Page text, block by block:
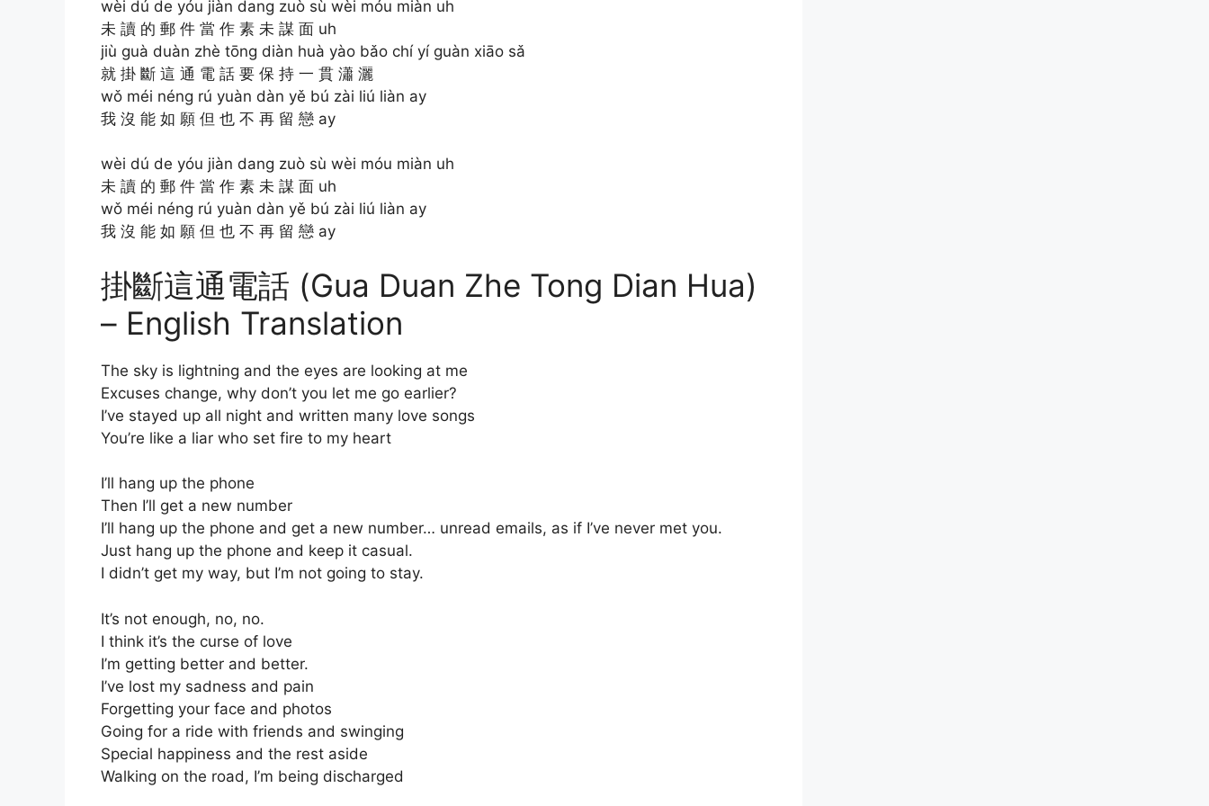
wèi dú de yóu jiàn dang zuò sù wèi móu miàn uh
未 讀 的 郵 件 當 作 素 未 謀 面 uh
jiù guà duàn zhè tōng diàn huà yào bǎo chí yí guàn xiāo sǎ
就 掛 斷 這 通 電 話 要 保 持 一 貫 瀟 灑
wǒ méi néng rú yuàn dàn yě bú zài liú liàn ay
我 沒 能 如 願 但 也 不 再 留 戀 ay
wèi dú de yóu jiàn dang zuò sù wèi móu miàn uh
未 讀 的 郵 件 當 作 素 未 謀 面 uh
wǒ méi néng rú yuàn dàn yě bú zài liú liàn ay
我 沒 能 如 願 但 也 不 再 留 戀 ay
掛斷這通電話 (Gua Duan Zhe Tong Dian Hua)
– English Translation
The sky is lightning and the eyes are looking at me
Excuses change, why don’t you let me go earlier?
I’ve stayed up all night and written many love songs
You’re like a liar who set fire to my heart
I’ll hang up the phone
Then I’ll get a new number
I’ll hang up the phone and get a new number… unread emails, as if I’ve never met you.
Just hang up the phone and keep it casual.
I didn’t get my way, but I’m not going to stay.
It’s not enough, no, no.
I think it’s the curse of love
I’m getting better and better.
I’ve lost my sadness and pain
Forgetting your face and photos
Going for a ride with friends and swinging
Special happiness and the rest aside
Walking on the road, I’m being discharged